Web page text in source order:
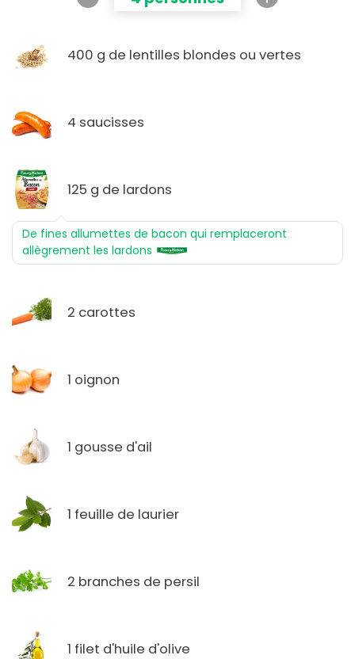
400 g de lentilles blondes ou vertes
4 saucisses
125 g de lardons
De fines allumettes de bacon qui remplaceront
allègrement les lardons
2 carottes
1 oignon
1 gousse d'ail
1 feuille de laurier
2 branches de persil
1 filet d'huile d'olive